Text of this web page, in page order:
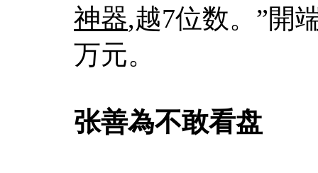
神器,越7位数。”開
万元。
张善為不敢看盘